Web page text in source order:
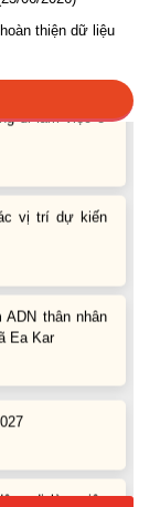
thiện dữ liệu
đi làm việc ở
vị trí dự kiến
thân nhân
Ea Kar
đi làm việc